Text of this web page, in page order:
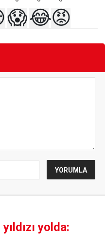
😱😂😡
yolda: